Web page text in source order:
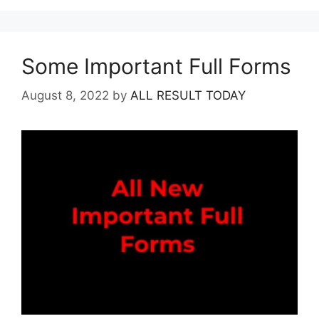
Some Important Full Forms
August 8, 2022 by ALL RESULT TODAY